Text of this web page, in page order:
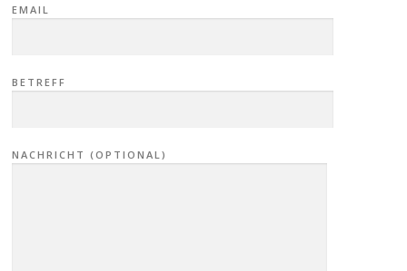
EMAIL
BETREFF
NACHRICHT (OPTIONAL)